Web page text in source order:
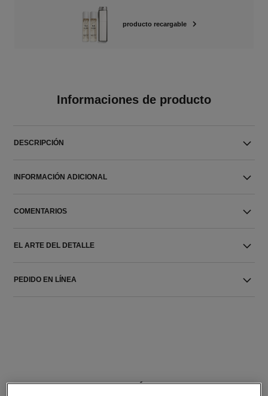
producto recargable
Informaciones de producto
DESCRIPCIÓN
INFORMACIÓN ADICIONAL
COMENTARIOS
EL ARTE DEL DETALLE
PEDIDO EN LÍNEA
LA COMBINACIÓN PERFECTA